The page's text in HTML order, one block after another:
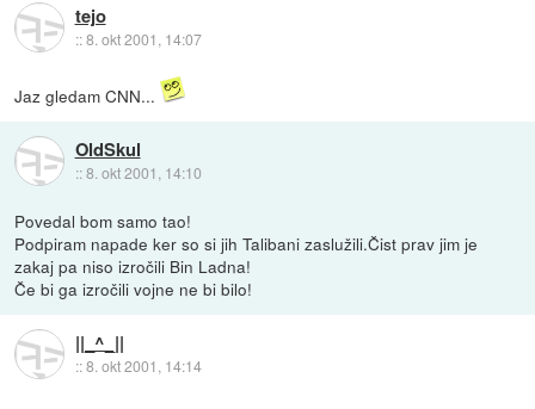
tejo
::8. okt 2001, 14:07
Jaz gledam CNN...
OldSkul
::8. okt 2001, 14:10
Povedal bom samo tao!
Podpiram napade ker so si jih Talibani zaslužili.Čist prav jim je
zakaj pa niso izročili Bin Ladna!
Če bi ga izročili vojne ne bi bilo!
||_^_||
::8. okt 2001, 14:14